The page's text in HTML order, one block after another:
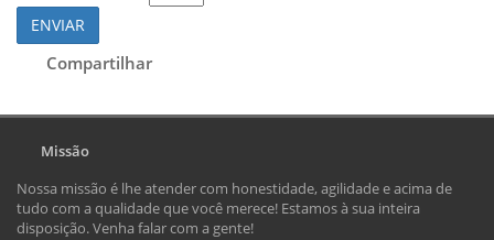
ENVIAR
Compartilhar
Missão
Nossa missão é lhe atender com honestidade, agilidade e acima de
tudo com a qualidade que você merece! Estamos à sua inteira
disposição. Venha falar com a gente!